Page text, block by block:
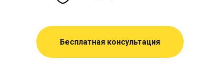
Бесплатная консультация